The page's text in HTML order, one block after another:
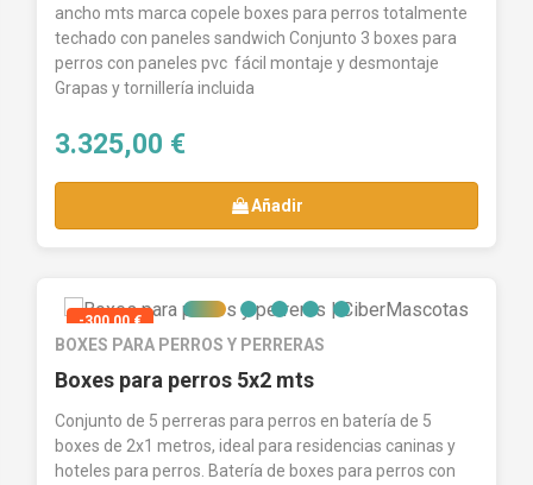
ancho mts marca copele boxes para perros totalmente
techado con paneles sandwich Conjunto 3 boxes para
perros con paneles pvc fácil montaje y desmontaje
Grapas y tornillería incluida
3.325,00 €
Añadir
-300,00 €
BOXES PARA PERROS Y PERRERAS
Boxes para perros 5x2 mts
Conjunto de 5 perreras para perros en batería de 5
boxes de 2x1 metros, ideal para residencias caninas y
hoteles para perros. Batería de boxes para perros con